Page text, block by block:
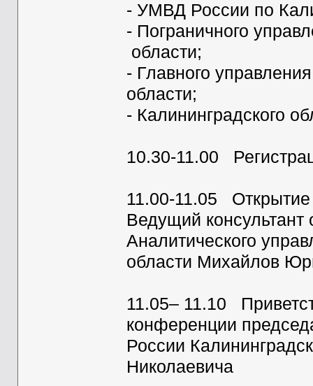
- УМВД России по
- Пограничного
области;
- Главного
области;
- Калининградского
10.30-11.00
11.00-11.05
Ведущий
Аналитического
области Михайлов
11.05– 11.10
конференции
России
Николаевича